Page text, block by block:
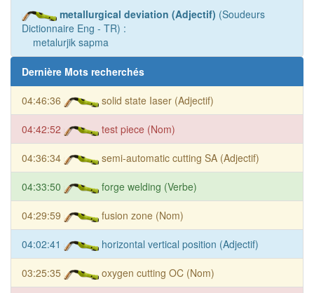
metallurgical deviation (Adjectif) (Soudeurs
Dictionnaire Eng - TR) :
metalurjik sapma
Dernière Mots recherchés
04:46:36 solid state Iaser (Adjectif)
04:42:52 test piece (Nom)
04:36:34 semi-automatic cutting SA (Adjectif)
04:33:50 forge welding (Verbe)
04:29:59 fusion zone (Nom)
04:02:41 horizontal vertical position (Adjectif)
03:25:35 oxygen cutting OC (Nom)